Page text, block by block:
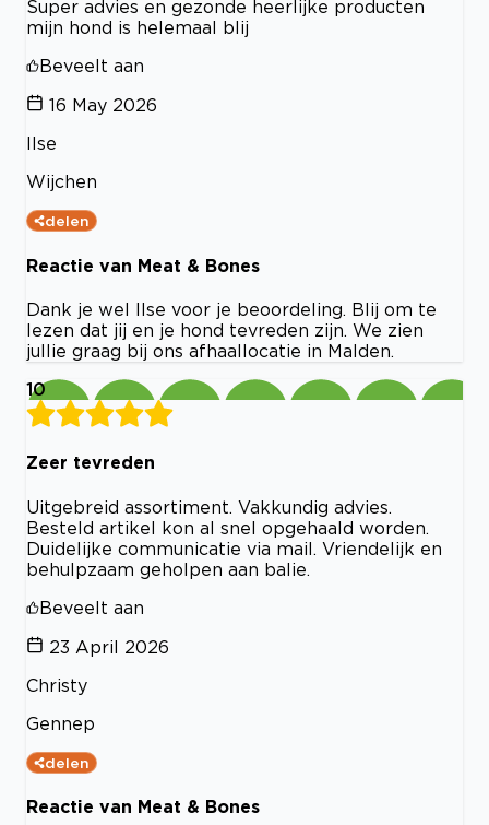
Super advies en gezonde heerlijke producten
mijn hond is helemaal blij
Beveelt aan
16 May 2026
Ilse
Wijchen
delen
Reactie van Meat & Bones
Dank je wel Ilse voor je beoordeling. Blij om te
lezen dat jij en je hond tevreden zijn. We zien
jullie graag bij ons afhaallocatie in Malden.
10
Zeer tevreden
Uitgebreid assortiment. Vakkundig advies.
Besteld artikel kon al snel opgehaald worden.
Duidelijke communicatie via mail. Vriendelijk en
behulpzaam geholpen aan balie.
Beveelt aan
23 April 2026
Christy
Gennep
delen
Reactie van Meat & Bones